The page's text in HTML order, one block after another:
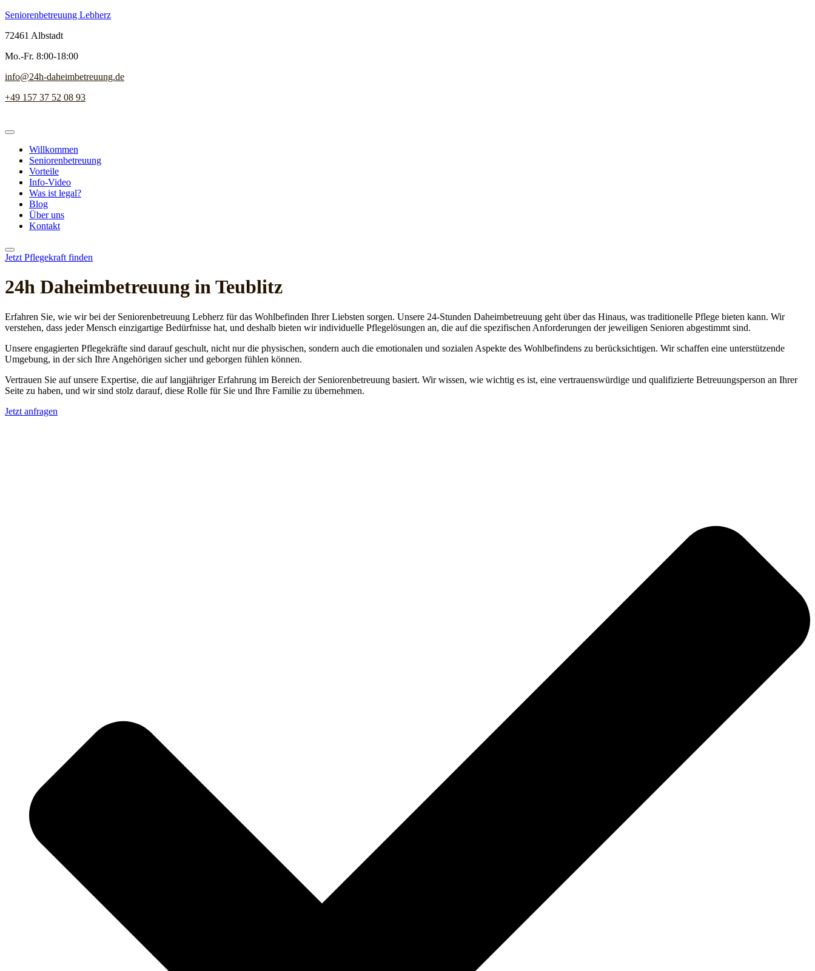
Seniorenbetreuung Lebherz
72461 Albstadt
Mo.-Fr. 8:00-18:00
info@24h-daheimbetreuung.de
+49 157 37 52 08 93
Willkommen
Seniorenbetreuung
Vorteile
Info-Video
Was ist legal?
Blog
Über uns
Kontakt
Jetzt Pflegekraft finden
24h Daheim­betreuung in Teublitz
Erfahren Sie, wie wir bei der Seniorenbetreuung Lebherz für das Wohlbefinden Ihrer Liebsten sorgen. Unsere 24-Stunden Daheimbetreuung geht über das Hinaus, was traditionelle Pflege bieten kann. Wir
verstehen, dass jeder Mensch einzigartige Bedürfnisse hat, und deshalb bieten wir individuelle Pflegelösungen an, die auf die spezifischen Anforderungen der jeweiligen Senioren abgestimmt sind.
Unsere engagierten Pflegekräfte sind darauf geschult, nicht nur die physischen, sondern auch die emotionalen und sozialen Aspekte des Wohlbefindens zu berücksichtigen. Wir schaffen eine unterstützende
Umgebung, in der sich Ihre Angehörigen sicher und geborgen fühlen können.
Vertrauen Sie auf unsere Expertise, die auf langjähriger Erfahrung im Bereich der Seniorenbetreuung basiert. Wir wissen, wie wichtig es ist, eine vertrauenswürdige und qualifizierte Betreuungsperson an Ihrer
Seite zu haben, und wir sind stolz darauf, diese Rolle für Sie und Ihre Familie zu übernehmen.
Jetzt anfragen